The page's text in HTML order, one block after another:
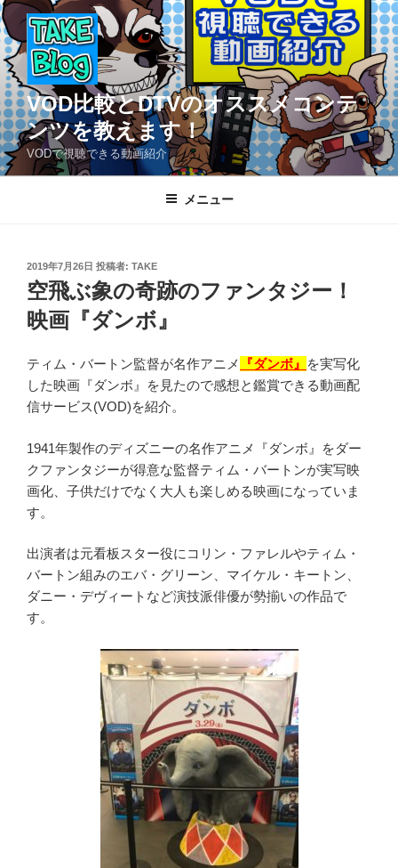
コ
ン
テ
ン
ツ
へ
ス
キ
ッ
VOD比較とDTVのオススメコンテ
ンツを教えます！
VODで視聴できる動画紹介
メニュー
投
稿
日:
2019年7月26日 投稿者: TAKE
空飛ぶ象の奇跡のファンタジー！
映画『ダンボ』
ティム・バートン監督が名作アニメ 『ダンボ』 を実写化
した映画『ダンボ』を見たので感想と鑑賞できる動画配
信サービス(VOD)を紹介。
1941年製作のディズニーの名作アニメ『ダンボ』をダー
クファンタジーが得意な監督ティム・バートンが実写映
画化、子供だけでなく大人も楽しめる映画になっていま
す。
出演者は元看板スター役にコリン・ファレルやティム・
バートン組みのエバ・グリーン、マイケル・キートン、
ダニー・デヴィートなど演技派俳優が勢揃いの作品で
す。